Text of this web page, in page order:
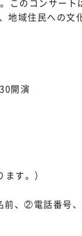
このコンサー
地域住民への文
開演
す。）
前、②電話番号